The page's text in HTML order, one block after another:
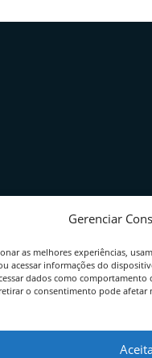
Gerenciar
as melhores experiências,
acessar informações do
dados como comportamento
o consentimento pode afetar